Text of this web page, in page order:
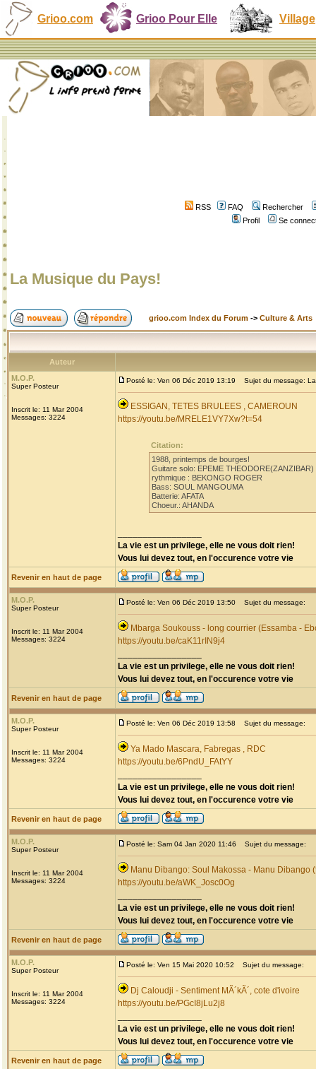
Grioo.com Grioo Pour Elle Village
RSS FAQ
Rechercher
Profil
Se
La Musique du Pays!
grioo.com Index du Forum -> Culture & Arts
Auteur
M.O.P.
Super Posteur
Inscrit le: 11 Mar 2004
Messages: 3224
Posté le: Ven 06 Déc 2019 13:19 Sujet du message:
ESSIGAN, TETES BRULEES , CAMEROUN
https://youtu.be/MRELE1VY7Xw?t=54
Citation:
1988, printemps de bourges!
Guitare solo: EPEME THEODORE(ZANZIBAR)
rythmique : BEKONGO ROGER
Bass: SOUL MANGOUMA
Batterie: AFATA
Choeur.: AHANDA
La vie est un privilege, elle ne vous doit rien!
Vous lui devez tout, en l'occurence votre vie
Revenir en haut de page
M.O.P.
Super Posteur
Inscrit le: 11 Mar 2004
Messages: 3224
Posté le: Ven 06 Déc 2019 13:50 Sujet du message:
Mbarga Soukouss - long courrier (Essamba -
https://youtu.be/caK11rIN9j4
La vie est un privilege, elle ne vous doit rien!
Vous lui devez tout, en l'occurence votre vie
Revenir en haut de page
M.O.P.
Super Posteur
Inscrit le: 11 Mar 2004
Messages: 3224
Posté le: Ven 06 Déc 2019 13:58 Sujet du message:
Ya Mado Mascara, Fabregas , RDC
https://youtu.be/6PndU_FAtYY
La vie est un privilege, elle ne vous doit rien!
Vous lui devez tout, en l'occurence votre vie
Revenir en haut de page
M.O.P.
Super Posteur
Inscrit le: 11 Mar 2004
Messages: 3224
Posté le: Sam 04 Jan 2020 11:46 Sujet du message:
Manu Dibango: Soul Makossa - Manu Dibango
https://youtu.be/aWK_Josc0Og
La vie est un privilege, elle ne vous doit rien!
Vous lui devez tout, en l'occurence votre vie
Revenir en haut de page
M.O.P.
Super Posteur
Inscrit le: 11 Mar 2004
Messages: 3224
Posté le: Ven 15 Mai 2020 10:52 Sujet du message:
Dj Caloudji - Sentiment MÃ´kÃ´, cote d'ivoire
https://youtu.be/PGcI8jLu2j8
La vie est un privilege, elle ne vous doit rien!
Vous lui devez tout, en l'occurence votre vie
Revenir en haut de page